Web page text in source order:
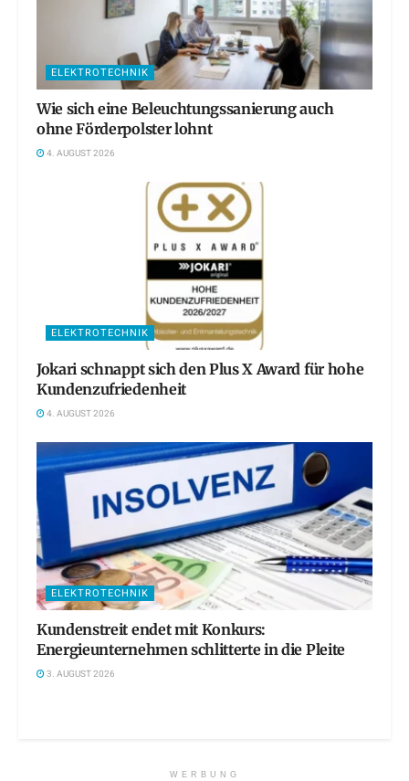
ELEKTROTECHNIK
Wie sich eine Beleuchtungssanierung auch
ohne Förderpolster lohnt
4. AUGUST 2026
ELEKTROTECHNIK
Jokari schnappt sich den Plus X Award für hohe
Kundenzufriedenheit
4. AUGUST 2026
ELEKTROTECHNIK
Kundenstreit endet mit Konkurs:
Energieunternehmen schlitterte in die Pleite
3. AUGUST 2026
WERBUNG